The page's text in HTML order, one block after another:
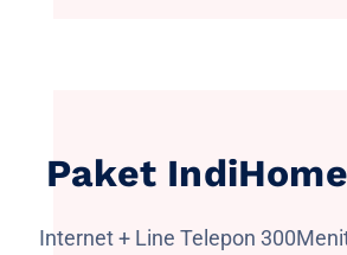
Paket
Internet + Line Telepon